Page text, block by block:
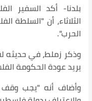
بلدنا- أكد السفير
الثلاثاء، أن "السلطة
الحرب".
وذكر زملط، في حديثه
يريد عودة الحكومة
وأضاف أنه "يجب وقف